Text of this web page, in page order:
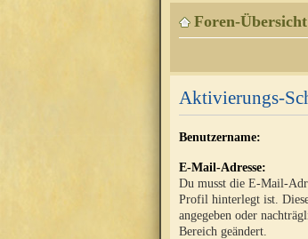
Foren-Übersicht
Aktivierungs-
Benutzername:
E-Mail-Adresse:
Du musst die E-Mail-
Profil hinterlegt ist.
angegeben oder
Bereich geändert.